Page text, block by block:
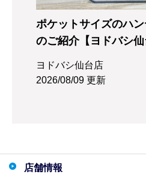
ポケットサイズのハ
のご紹介【ヨドバシ仙
ヨドバシ仙台店
2026/08/09 更新
店舗情報